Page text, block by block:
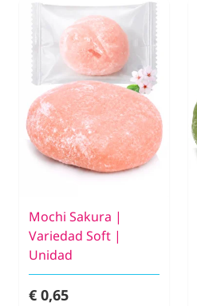
Mochi Sakura |
Variedad Soft |
Unidad
€ 0,65